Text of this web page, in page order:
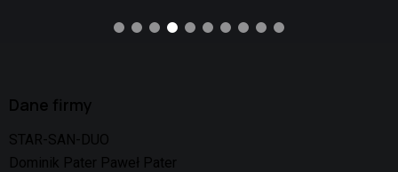
Dane firmy
STAR-SAN-DUO
Dominik Pater Paweł Pater